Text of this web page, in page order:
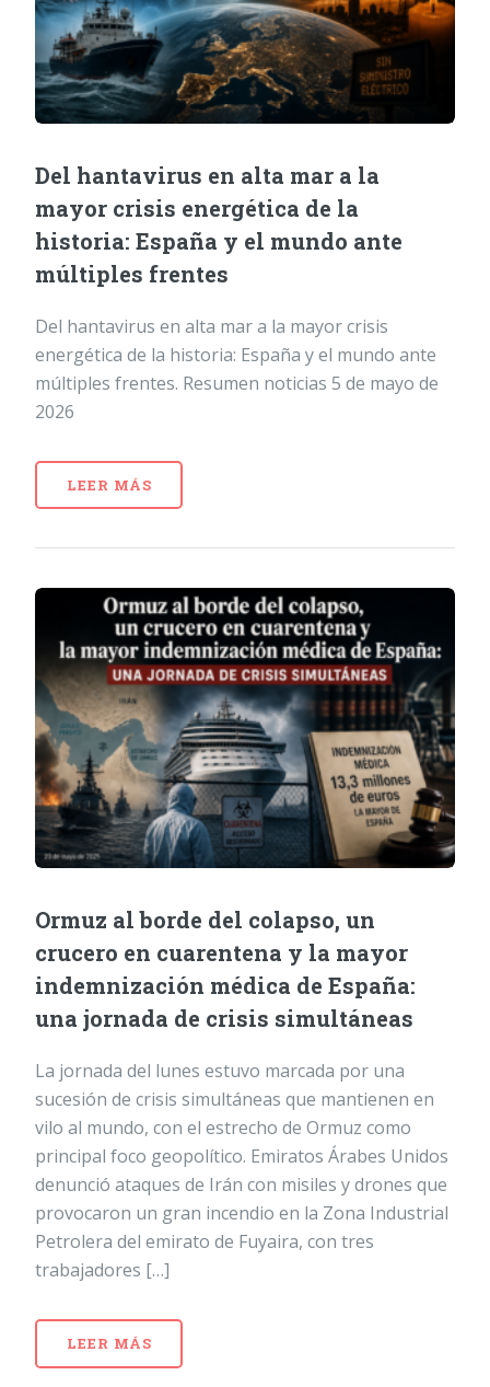
Del hantavirus en alta mar a la
mayor crisis energética de la
historia: España y el mundo ante
múltiples frentes
Del hantavirus en alta mar a la mayor crisis
energética de la historia: España y el mundo ante
múltiples frentes. Resumen noticias 5 de mayo de
2026
LEER MÁS
Ormuz al borde del colapso, un
crucero en cuarentena y la mayor
indemnización médica de España:
una jornada de crisis simultáneas
La jornada del lunes estuvo marcada por una
sucesión de crisis simultáneas que mantienen en
vilo al mundo, con el estrecho de Ormuz como
principal foco geopolítico. Emiratos Árabes Unidos
denunció ataques de Irán con misiles y drones que
provocaron un gran incendio en la Zona Industrial
Petrolera del emirato de Fuyaira, con tres
trabajadores […]
LEER MÁS